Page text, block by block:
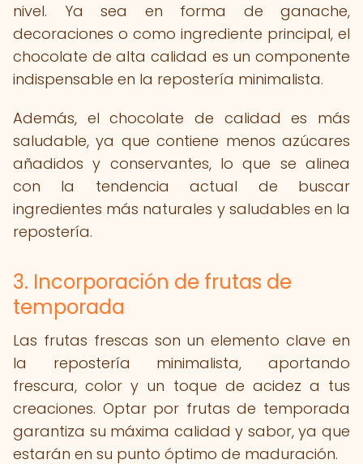
nivel. Ya sea en forma de ganache,
decoraciones o como ingrediente principal, el
chocolate de alta calidad es un componente
indispensable en la repostería minimalista.
Además, el chocolate de calidad es más
saludable, ya que contiene menos azúcares
añadidos y conservantes, lo que se alinea
con la tendencia actual de buscar
ingredientes más naturales y saludables en la
repostería.
3. Incorporación de frutas de
temporada
Las frutas frescas son un elemento clave en
la repostería minimalista, aportando
frescura, color y un toque de acidez a tus
creaciones. Optar por frutas de temporada
garantiza su máxima calidad y sabor, ya que
estarán en su punto óptimo de maduración.